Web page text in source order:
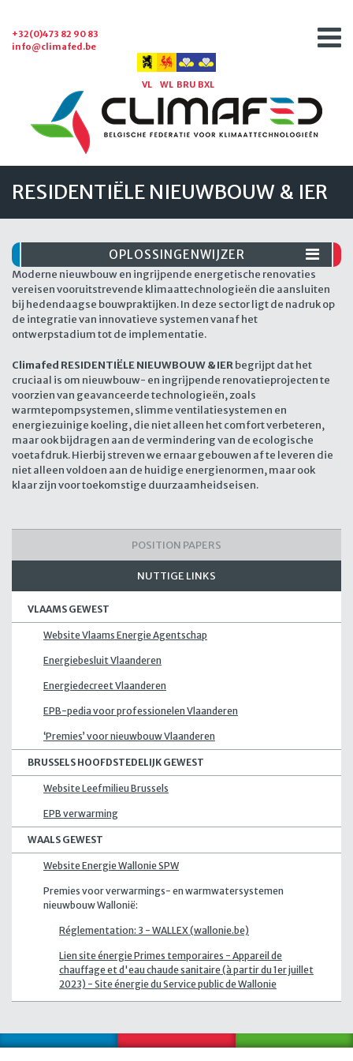
+32(0)473 82 90 83
info@climafed.be
VL WL BRU BXL
RESIDENTIËLE NIEUWBOUW & IER
Moderne nieuwbouw en ingrijpende energetische renovaties
vereisen vooruitstrevende klimaattechnologieën die aansluiten
bij hedendaagse bouwpraktijken. In deze sector ligt de nadruk op
de integratie van innovatieve systemen vanaf het
ontwerpstadium tot de implementatie.
Climafed RESIDENTIËLE NIEUWBOUW & IERbegrijpt dat het
cruciaal is om nieuwbouw- en ingrijpende renovatieprojecten te
voorzien van geavanceerde technologieën, zoals
warmtepompsystemen, slimme ventilatiesystemen en
energiezuinige koeling, die niet alleen het comfort verbeteren,
maar ook bijdragen aan de vermindering van de ecologische
voetafdruk. Hierbij streven we ernaar gebouwen af te leveren die
niet alleen voldoen aan de huidige energienormen, maar ook
klaar zijn voor toekomstige duurzaamheidseisen.
OPLOSSINGENWIJZER
POSITION PAPERS
NUTTIGE LINKS
VLAAMS GEWEST
Website Vlaams Energie Agentschap
Energiebesluit Vlaanderen
Energiedecreet Vlaanderen
EPB-pedia voor professionelen Vlaanderen
‘Premies’ voor nieuwbouw Vlaanderen
BRUSSELS HOOFDSTEDELIJK GEWEST
Website Leefmilieu Brussels
EPB verwarming
WAALS GEWEST
Website Energie Wallonie SPW
Premies voor verwarmings- en warmwatersystemen
nieuwbouw Wallonië:
Réglementation: 3 - WALLEX (wallonie.be)
Lien site énergie Primes temporaires - Appareil de
chauffage et d'eau chaude sanitaire (à partir du 1er juillet
2023) - Site énergie du Service public de Wallonie